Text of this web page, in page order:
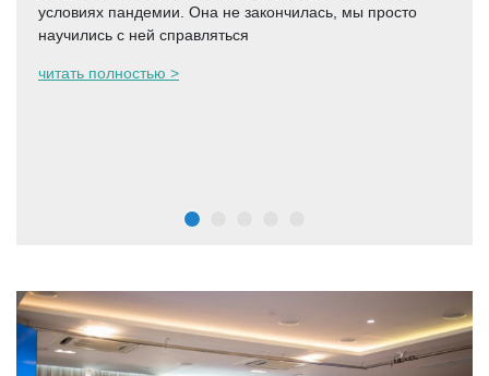
условиях пандемии. Она не закончилась, мы просто
научились с ней справляться
читать полностью >